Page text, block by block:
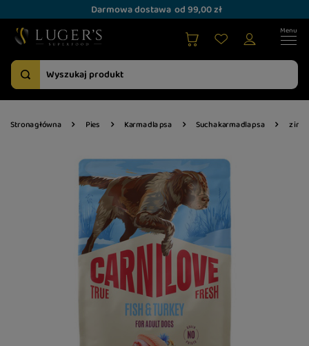
Darmowa dostawa od 99,00 zł
Strona główna Pies Karma dla psa Sucha karma dla psa z